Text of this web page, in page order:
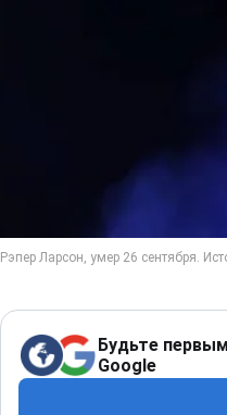
Будьте
Google